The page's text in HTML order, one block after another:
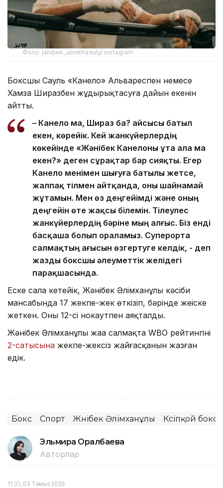
Фото: janibek_alimkhanuly/ instagram
Боксшы Сауль «Канело» Альвареспен немесе
Хамза Ширазбен жұдырықтасуға дайын екенін
айтты.
– Канело ма, Шираз ба? Қайсысы батыл
екен, көрейік. Кей жанкүйерлердің
көкейінде «Жәнібек Канелоны ұта ала ма
екен?» деген сұрақтар бар сияқты. Егер
Канело менімен шығуға батылы жетсе,
жалпақ тілмен айтқанда, оны шайнамай
жұтамын. Мен өз деңгейімді және оның
деңгейін өте жақсы білемін. Тілеулес
жанкүйерлердің бәріне мың алғыс. Біз енді
басқаша болып ораламыз. Суперорта
салмақтың ағысын өзгертуге келдік, - деп
жазды боксшы әлеуметтік желідегі
парақшасында.
Еске сала кетейік, Жәнібек Әлімханұлы кәсіби
мансабында 17 жекпе-жек өткізіп, бәрінде жеңіске
жеткен. Оның 12-сі нокаутпен аяқталды.
Жәнібек Әлімханұлы жаңа салмақта WBO рейтингінің
2-сатысына жекпе-жексіз жайғасқанын жазған
едік.
Бокс Спорт Жәнібек Әлімханұлы Кәсіпқой бокс
Эльмира Оралбаева
Авторлар
11:31, 03 Тамыз 2026